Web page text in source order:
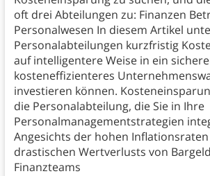
oft drei Abteilungen zu: Finanzen
Personalwesen In diesem Artikel
Personalabteilungen kurzfristig
auf intelligentere Weise in ein
kosteneffizienteres
investieren können.
die Personalabteilung, die Sie in Ihre
Personalmanagementstrategien
Angesichts der hohen
drastischen Wertverlusts von
Finanzteams